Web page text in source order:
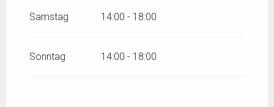
Samstag 14:00 - 18:00
Sonntag 14:00 - 18:00